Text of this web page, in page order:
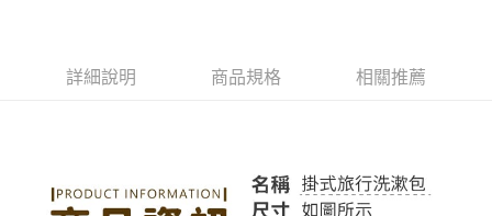
客戶支援中心」https://netprotections.freshdesk.com/support/home
２．關於個人資料處理事宜，請瀏覽以下網址：
https://aftee.tw/terms/#terms3
詳細說明 商品規格 相關推薦